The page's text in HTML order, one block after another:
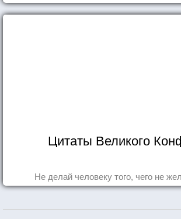
Цитаты Великого
Не делай человеку того, чего не